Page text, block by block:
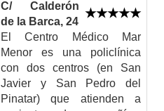
C/ Calderón
de la Barca, 24
El Centro Médico Mar
Menor es una policlínica
con dos centros (en San
Javier y San Pedro del
Pinatar) que atienden a